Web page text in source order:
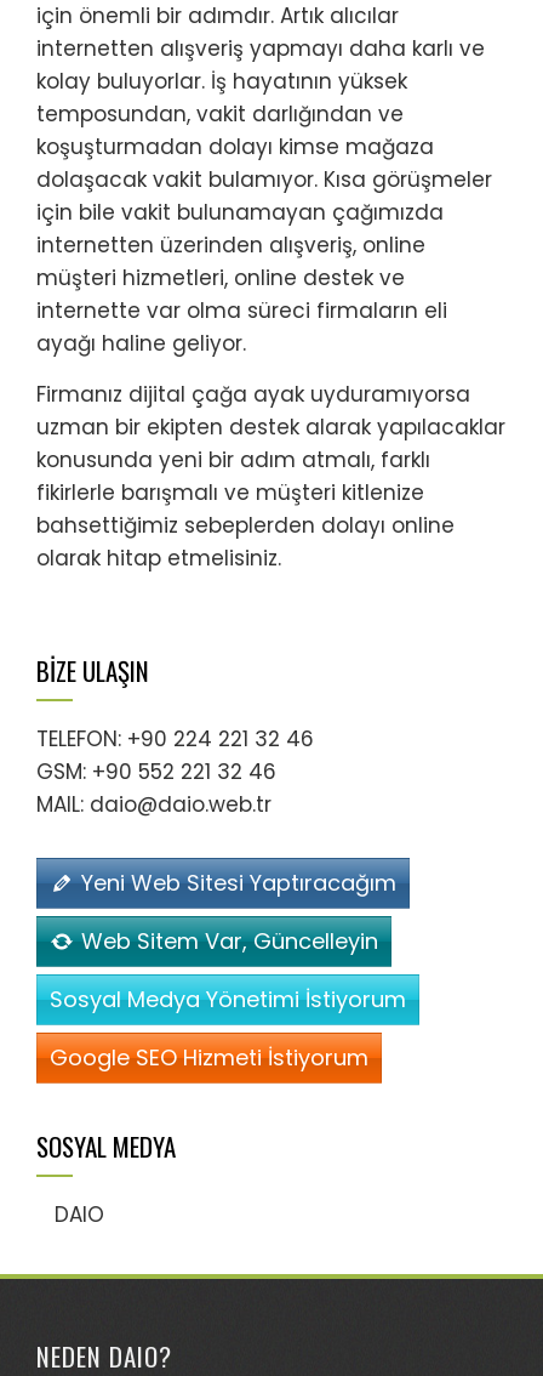
için önemli bir adımdır. Artık alıcılar
internetten alışveriş yapmayı daha karlı ve
kolay buluyorlar. İş hayatının yüksek
temposundan, vakit darlığından ve
koşuşturmadan dolayı kimse mağaza
dolaşacak vakit bulamıyor. Kısa görüşmeler
için bile vakit bulunamayan çağımızda
internetten üzerinden alışveriş, online
müşteri hizmetleri, online destek ve
internette var olma süreci firmaların eli
ayağı haline geliyor.
Firmanız dijital çağa ayak uyduramıyorsa
uzman bir ekipten destek alarak yapılacaklar
konusunda yeni bir adım atmalı, farklı
fikirlerle barışmalı ve müşteri kitlenize
bahsettiğimiz sebeplerden dolayı online
olarak hitap etmelisiniz.
BİZE ULAŞIN
TELEFON: +90 224 221 32 46
GSM: +90 552 221 32 46
MAIL: daio@daio.web.tr
Yeni Web Sitesi Yaptıracağım
Web Sitem Var, Güncelleyin
Sosyal Medya Yönetimi İstiyorum
Google SEO Hizmeti İstiyorum
SOSYAL MEDYA
DAIO
NEDEN DAIO?